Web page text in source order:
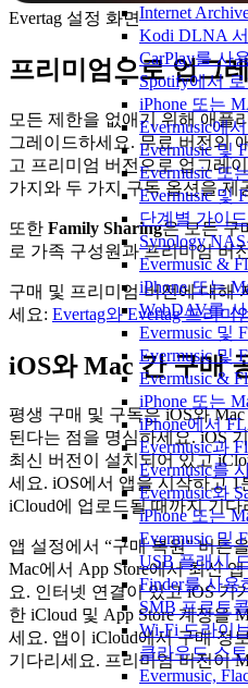
Internet
Kodi DLNA
CarPlay를 사
Spotify에서
iPhone 또는
Evermusic에
Evermusic 및
Evermusic 또
Evermusic 및
단계별 가이
Synology
Evermusic &
iPhone 또는
WebDAV를
Evermusic 및
Evermusic 및
Evermusic &
iPhone 또는
iPhone에서
Evermusic과
Evermusic를
Evermusic와
iPhone 또는
Evermusic 및
USB 플래시
Finder를 사용
SMB 프로토
Wi-Fi 드라이
클라우드 스
Evermusic,
Evertag 설정 화면
프리미엄으로 업그
모든 제한을 없애기 위해 애플
그레이드하세요. 무료 버전의
고 프리미엄 버전으로 업그레
가지와 두 가지 구독 옵션을 제
또한 Family Sharing은 모든 구
로 가족 구성원과 프리미엄 버
구매 및 프리미엄 버전에 대해
세요: Evertag와 Evertag 프리미
iOS와 Mac 간 구매
평생 구매 및 구독은 iOS와
된다는 점을 명심하세요. iOS
최신 버전이 설치되어 있고
세요. iOS에서 앱을 시작하고
iCloud에 업로드될 때까지 기다
앱 설정에서 “구매 복원” 버튼
Mac에서 App Store에서 최신
요. 인터넷 연결이 있고 iOS 기
한 iCloud 및 App Store 계정을
세요. 앱이 iCloud에서 구매 정
기다리세요. 프리미엄 버전이